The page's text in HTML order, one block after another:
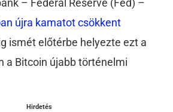
– Federal Reserve (Fed) –
újra kamatot csökkent
ismét előtérbe helyezte ezt a
a Bitcoin újabb történelmi
Hirdetés